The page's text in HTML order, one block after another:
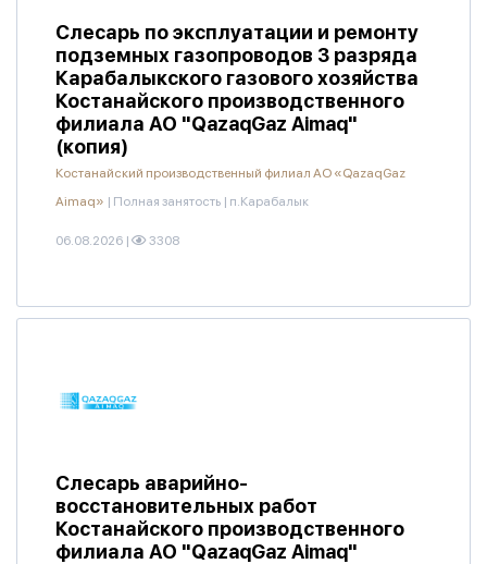
Слесарь по эксплуатации и ремонту
подземных газопроводов 3 разряда
Карабалыкского газового хозяйства
Костанайского производственного
филиала АО "QazaqGaz Aimaq"
(копия)
Костанайский производственный филиал АО «QazaqGaz
Aimaq» | Полная занятость | п.Карабалык
06.08.2026 | 3308
Слесарь аварийно-
восстановительных работ
Костанайского производственного
филиала АО "QazaqGaz Aimaq"